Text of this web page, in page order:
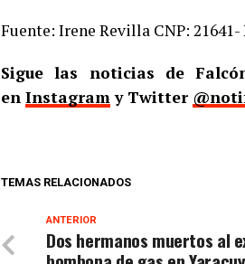
Fuente: Irene Revilla CNP:
Sigue las noticias de
en Instagramy Twitter
TEMAS RELACIONADOS
ANTERIOR
Dos hermanos muertos al